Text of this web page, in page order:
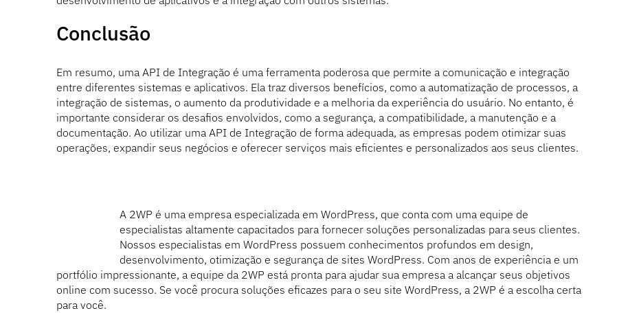
Conclusão
Em resumo, uma API de Integração é uma ferramenta poderosa que permite a comunicação e integração
entre diferentes sistemas e aplicativos. Ela traz diversos benefícios, como a automatização de processos, a
integração de sistemas, o aumento da produtividade e a melhoria da experiência do usuário. No entanto, é
importante considerar os desafios envolvidos, como a segurança, a compatibilidade, a manutenção e a
documentação. Ao utilizar uma API de Integração de forma adequada, as empresas podem otimizar suas
operações, expandir seus negócios e oferecer serviços mais eficientes e personalizados aos seus clientes.
A 2WP é uma empresa especializada em WordPress, que conta com uma equipe de
especialistas altamente capacitados para fornecer soluções personalizadas para seus clientes.
Nossos especialistas em WordPress possuem conhecimentos profundos em design,
desenvolvimento, otimização e segurança de sites WordPress. Com anos de experiência e um
portfólio impressionante, a equipe da 2WP está pronta para ajudar sua empresa a alcançar seus objetivos
online com sucesso. Se você procura soluções eficazes para o seu site WordPress, a 2WP é a escolha certa
para você.